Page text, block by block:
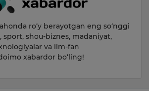
ro‘y berayotgan eng so‘nggi
sport, shou-biznes, madaniyat,
va ilm-fan
xabardor bo‘ling!